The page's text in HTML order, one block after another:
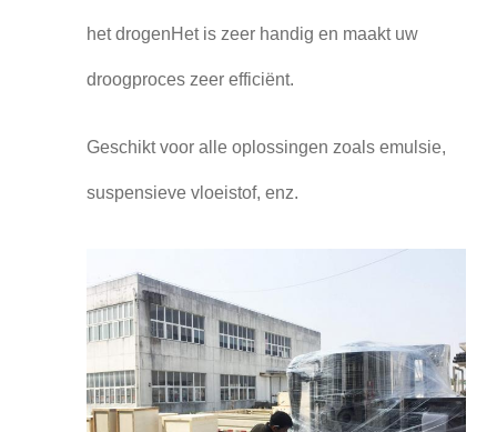
het drogenHet is zeer handig en maakt uw
droogproces zeer efficiënt.
Geschikt voor alle oplossingen zoals emulsie,
suspensieve vloeistof, enz.